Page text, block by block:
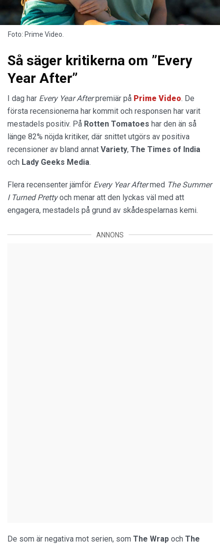
Foto: Prime Video.
Så säger kritikerna om ”Every
Year After”
I dag har Every Year Afterpremiär på Prime Video. De
första recensionerna har kommit och responsen har varit
mestadels positiv. På Rotten Tomatoes har den än så
länge 82% nöjda kritiker, där snittet utgörs av positiva
recensioner av bland annat Variety, The Times of India
och Lady Geeks Media.
Flera recensenter jämför Every Year Aftermed The Summer
I Turned Prettyoch menar att den lyckas väl med att
engagera, mestadels på grund av skådespelarnas kemi.
ANNONS
De som är negativa mot serien, som The Wrap och The